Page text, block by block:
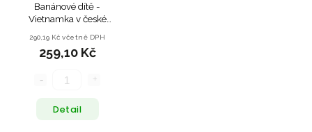
Banánové dítě -
Vietnamka v české
290,19 Kč včetně DPH
259,10 Kč
Detail